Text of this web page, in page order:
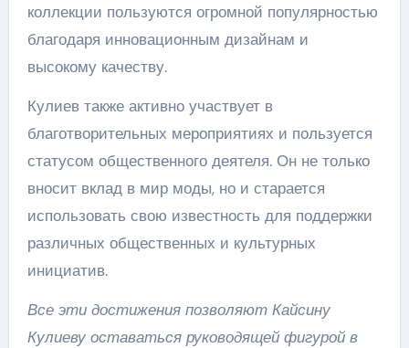
коллекции пользуются огромной популярностью
благодаря инновационным дизайнам и
высокому качеству.
Кулиев также активно участвует в
благотворительных мероприятиях и пользуется
статусом общественного деятеля. Он не только
вносит вклад в мир моды, но и старается
использовать свою известность для поддержки
различных общественных и культурных
инициатив.
Все эти достижения позволяют Кайсину
Кулиеву оставаться руководящей фигурой в